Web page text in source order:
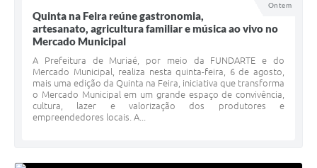
Ontem
Quinta na Feira reúne gastronomia,
artesanato, agricultura familiar e música ao vivo no
Mercado Municipal
A Prefeitura de Muriaé, por meio da FUNDARTE e do
Mercado Municipal, realiza nesta quinta-feira, 6 de agosto,
mais uma edição da Quinta na Feira, iniciativa que transforma
o Mercado Municipal em um grande espaço de convivência,
cultura, lazer e valorização dos produtores e
empreendedores locais. A...